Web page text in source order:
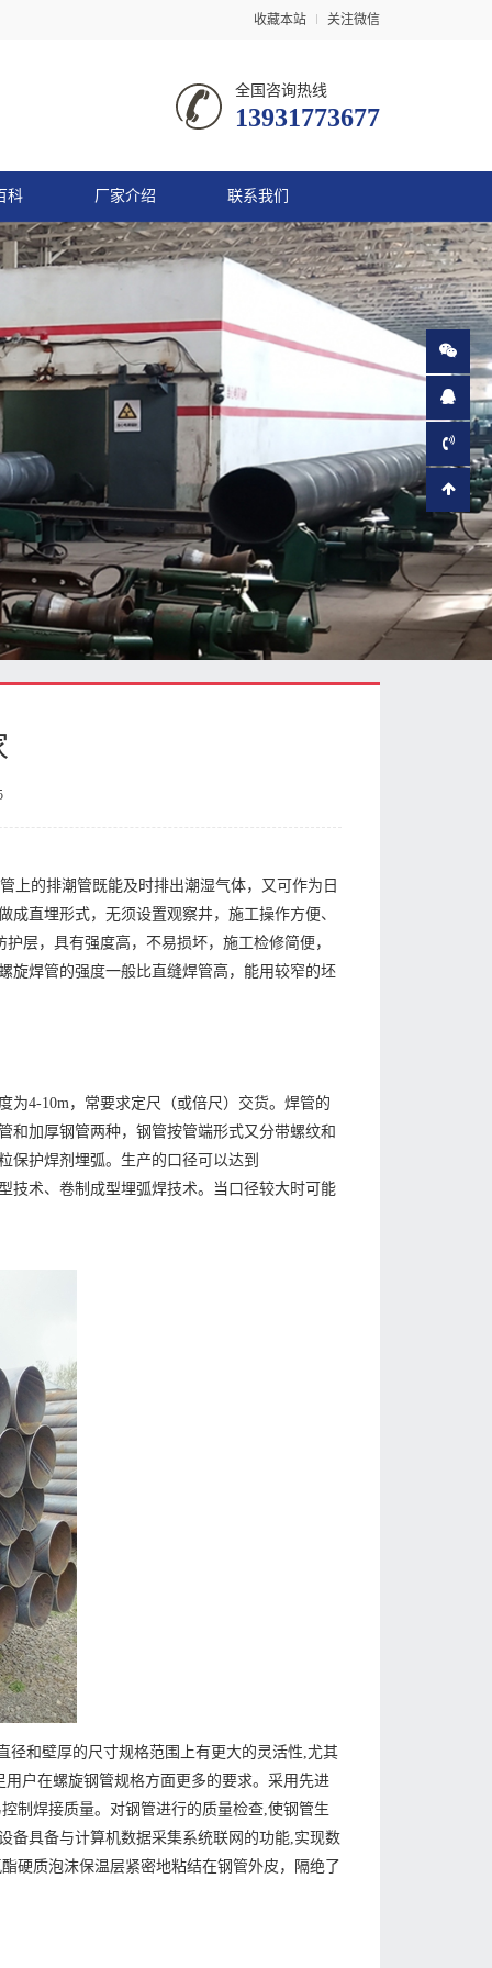
收藏本站 关注微信
全国咨询热线
13931773677
科 厂家介绍 联系我们
上的排潮管既能及时排出潮湿气体，又可作为日
直埋形式，无须设置观察井，施工操作方便、
层，具有强度高，不易损坏，施工检修简便，
旋焊管的强度一般比直缝焊管高，能用较窄的坯
为4-10m，常要求定尺（或倍尺）交货。焊管的
和加厚钢管两种，钢管按管端形式又分带螺纹和
保护焊剂埋弧。生产的口径可以达到
技术、卷制成型埋弧焊技术。当口径较大时可能
径和壁厚的尺寸规格范围上有更大的灵活性,尤其
户在螺旋钢管规格方面更多的要求。采用先进
制焊接质量。对钢管进行的质量检查,使钢管生
备具备与计算机数据采集系统联网的功能,实现数
硬质泡沫保温层紧密地粘结在钢管外皮，隔绝了